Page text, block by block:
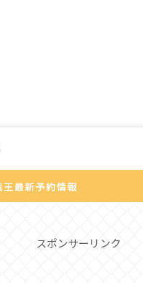
王最新予約情報
スポンサーリンク